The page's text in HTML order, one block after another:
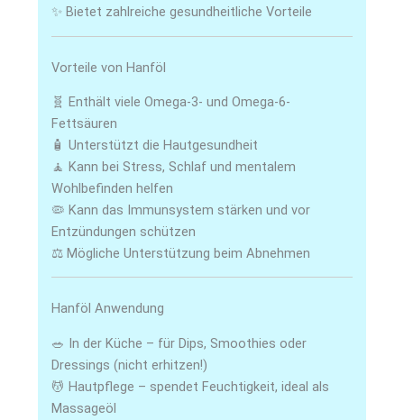
✨ Bietet zahlreiche gesundheitliche Vorteile
Vorteile von Hanföl
🧬 Enthält viele Omega-3- und Omega-6-
Fettsäuren
🧴 Unterstützt die Hautgesundheit
🧘 Kann bei Stress, Schlaf und mentalem
Wohlbefinden helfen
🦠 Kann das Immunsystem stärken und vor
Entzündungen schützen
⚖️ Mögliche Unterstützung beim Abnehmen
Hanföl Anwendung
🥗 In der Küche – für Dips, Smoothies oder
Dressings (nicht erhitzen!)
💆 Hautpflege – spendet Feuchtigkeit, ideal als
Massageöl